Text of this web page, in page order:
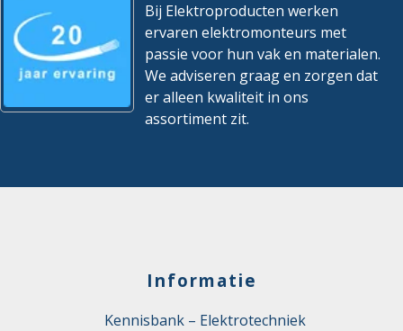
Bij Elektroproducten werken
ervaren elektromonteurs met
passie voor hun vak en materialen.
We adviseren graag en zorgen dat
er alleen kwaliteit in ons
assortiment zit.
Informatie
Kennisbank – Elektrotechniek